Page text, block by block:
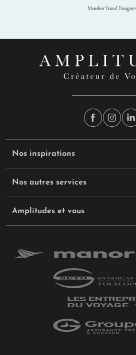
Nos inspirations
Nos autres services
Amplitudes et vous